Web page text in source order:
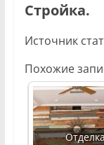
Стройка.
Источник
Похожие